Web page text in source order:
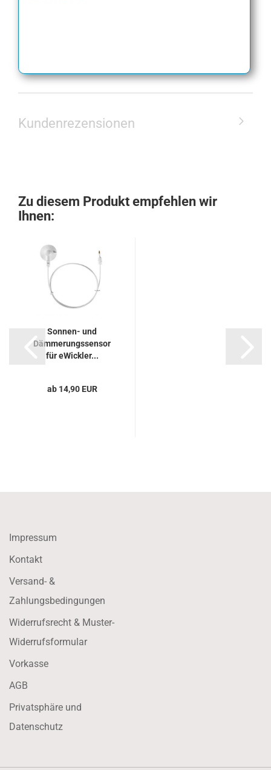
Kundenrezensionen
Zu diesem Produkt empfehlen wir
Ihnen:
Sonnen- und
Dämmerungssensor
für eWickler...
ab 14,90 EUR
Impressum
Kontakt
Versand- &
Zahlungsbedingungen
Widerrufsrecht & Muster-
Widerrufsformular
Vorkasse
AGB
Privatsphäre und
Datenschutz